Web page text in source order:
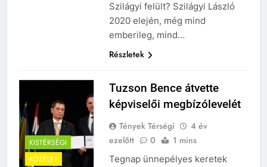
Szilágyi felült? Szilágyi László
2020 elején, még mind
emberileg, mind…
Részletek
KISTÉRSÉGI
KÖZÉLET
Tuzson Bence átvette
képviselői megbízólevelét
Tények Térségi
4 év
ezelőtt
0 1 mins
Tegnap ünnepélyes keretek